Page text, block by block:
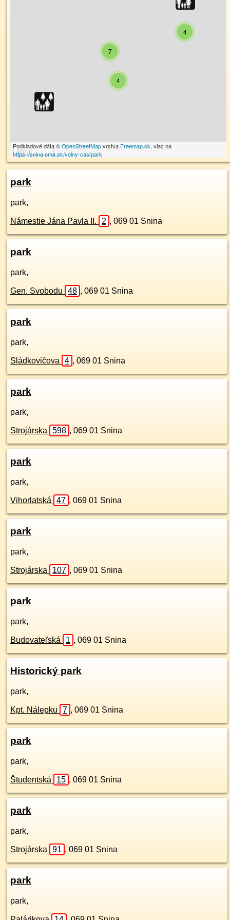
4
7
4
500 m
Podkladové dáta ©OpenStreetMapvrstva Freemap.sk, viac na
https://snina.oma.sk/volny-cas/park
park
park,
Námestie Jána Pavla II. 2 , 069 01 Snina
park
park,
Gen. Svobodu 48 , 069 01 Snina
park
park,
Sládkovičova 4 , 069 01 Snina
park
park,
Strojárska 598 , 069 01 Snina
park
park,
Vihorlatská 47 , 069 01 Snina
park
park,
Strojárska 107 , 069 01 Snina
park
park,
Budovateľská 1 , 069 01 Snina
Historický park
park,
Kpt. Nálepku 7 , 069 01 Snina
park
park,
Študentská 15 , 069 01 Snina
park
park,
Strojárska 91 , 069 01 Snina
park
park,